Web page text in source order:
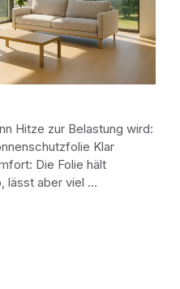
Hitze zur Belastung wird:
Klar
Die Folie hält
lässt aber viel …